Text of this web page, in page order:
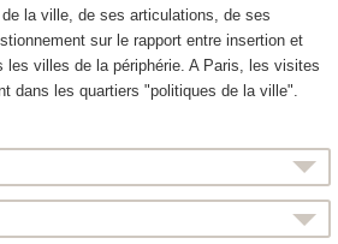
la ville, de ses articulations, de ses
sur le rapport entre insertion et
les villes de la périphérie. A Paris, les visites
dans les quartiers "politiques de la ville".